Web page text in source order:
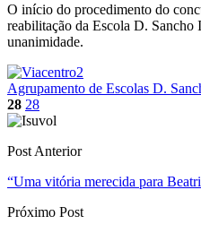
O início do procedimento do
reabilitação da Escola D.
unanimidade.
Agrupamento de Escolas D.
28 28
Post Anterior
“Uma vitória merecida para
Próximo Post